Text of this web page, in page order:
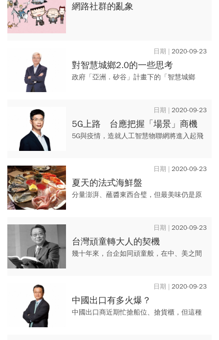
網路社群的亂象
2020-09-23
對智慧城鄉2.0的一些思考
政府「亞洲．矽谷」計畫下的「智慧城鄉
專業諮詢」、「財務規畫」...
2020-09-23
5G上路 台應把握「場景」商機
5G與疫情，造就人工智慧物聯網將進入起飛
2020-09-23
夏天的法式海鮮盤
分量澎湃、蘸醬東西合璧，但最美味仍是原
2020-09-23
台灣頑童轉大人的契機
幾十年來，台企如同頑童般，在中、美之間
2020-09-23
中國出口有多火爆？
中國出口商近期忙搶船位、搶貨櫃，但這種